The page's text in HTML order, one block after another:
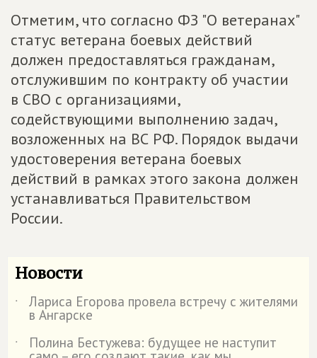
Отметим, что согласно ФЗ "О ветеранах"
статус ветерана боевых действий
должен предоставляться гражданам,
отслужившим по контракту об участии
в СВО с организациями,
содействующими выполнению задач,
возложенных на ВС РФ. Порядок выдачи
удостоверения ветерана боевых
действий в рамках этого закона должен
устанавливаться Правительством
России.
Новости
˙ Лариса Егорова провела встречу с жителями
в Ангарске
˙
Полина Бестужева: будущее не наступит